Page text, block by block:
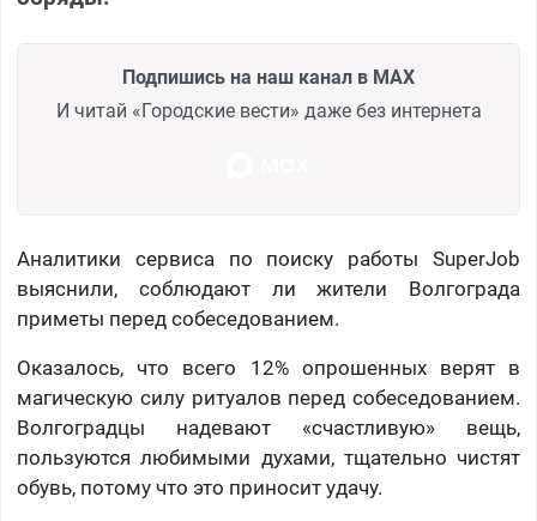
Подпишись на наш канал в MAX
И читай «Городские вести» даже без интернета
Аналитики сервиса по поиску работы SuperJob
выяснили, соблюдают ли жители Волгограда
приметы перед собеседованием.
Оказалось, что всего 12% опрошенных верят в
магическую силу ритуалов перед собеседованием.
Волгоградцы надевают «счастливую» вещь,
пользуются любимыми духами, тщательно чистят
обувь, потому что это приносит удачу.